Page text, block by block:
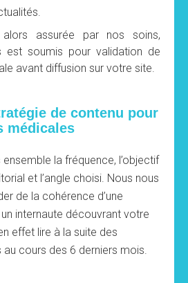
assurée par nos soins,
est soumis pour validation de
avant diffusion sur votre site.
de contenu pour
médicales
la fréquence, l’objectif
et l’angle choisi. Nous nous
de la cohérence d’une
un internaute découvrant votre
effet lire à la suite des
cours des 6 derniers mois.